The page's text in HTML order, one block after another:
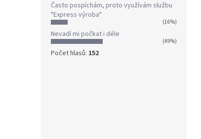
Často pospíchám, proto využívám službu
"Express výroba"
(16%)
Nevadí mi počkat i déle
(49%)
Počet hlasů: 152